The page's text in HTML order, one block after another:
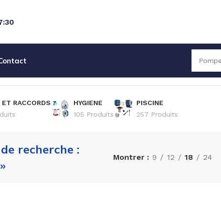
ET RACCORDS
HYGIENE
105 Produits
PISCINE
257 Produits
recherche :
Montrer 9 12 18 24